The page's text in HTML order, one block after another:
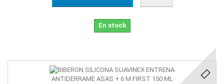
En stock